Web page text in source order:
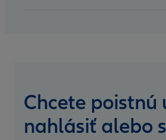
Chcete poistnú
nahlásiť alebo